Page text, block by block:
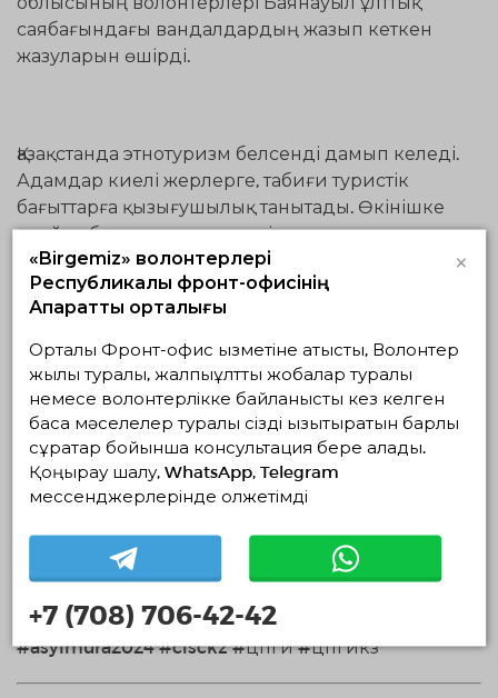
саябағындағы вандалдардың жазып кеткен
жазуларын өшірді.
Қазақстанда этнотуризм белсенді дамып келеді.
Адамдар киелі жерлерге, табиғи туристік
бағыттарға қызығушылық танытады. Өкінішке
орай, табиғатта демалу кезінде туристер тек
қоқыстарды ғана емес, сонымен қатар
жартастардағы сұмдық жазуларды да
қалдырады. Жартастар-біздің даламыздың асыл
тастары және олар алыс емес адамдардың
«шығармашылығынан» зардап шегуде. Жазулар
пейзажды бұзып және табиғаттың ерекше
сұлулығын жасырады. Біздің басты мақсатымыз-
табиғатымызды таза күйінде сақтау және
Қазақстанның дамуына үлес қосу.
мұрамызды сақтауға үлес қосты.
#asylmura2024 #cisckz #цпги #цпгикз
«Birgemiz» волонтерлері
Республикалық фронт-офисінің
Ақпараттық орталығы
×
Орталық Фронт-офис қызметіне қатысты, Волонтер
жылы туралы, жалпыұлттық жобалар туралы
немесе волонтерлікке байланысты кез келген
басқа мәселелер туралы сізді қызықтыратын барлық
сұрақтар бойынша консультация бере алады.
Қоңырау шалу, WhatsApp, Telegram
мессенджерлерінде қолжетімді
+7 (708) 706-42-42